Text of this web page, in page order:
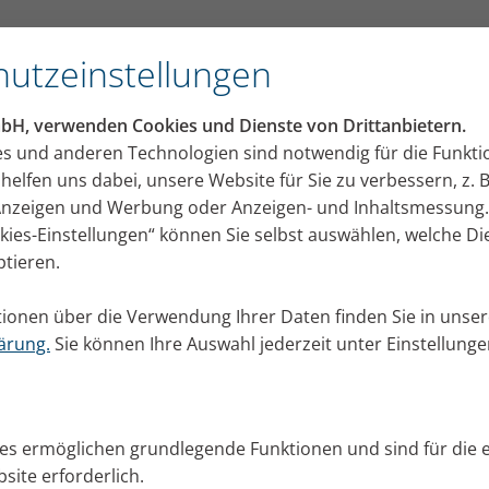
verwenden Cookies und Dienste von Drittanbietern.
und anderen Technologien sind notwendig für die
uns dabei, unsere Website für Sie zu verbessern, z.
und Werbung oder Anzeigen- und
Einstellungen“ können Sie selbst auswählen, welche
über die Verwendung Ihrer Daten finden Sie in
Sie können Ihre Auswahl jederzeit unter
ermöglichen grundlegende Funktionen und sind für die
erforderlich.
Physiotherapeuten
der Lunge –
Physiotherapeuten
Überblähung der Lunge sind typisch für COPD,
Verlauf auch bei Asthma sowie PCD.
Patienten ihre Lunge entblähen können.
2025